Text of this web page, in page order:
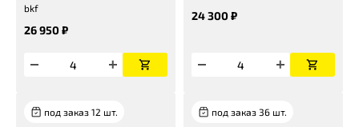
bkf
26 950 ₽
24 300 ₽
под заказ 12 шт. под заказ 36 шт.